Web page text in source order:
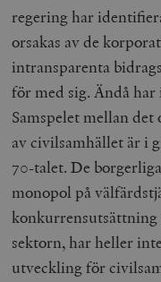
regering har
orsakas av de
intransparenta
för med sig. Ändå
Samspelet mellan
av civilsamhället är i
70-talet. De
monopol på
konkurrensutsättning
sektorn, har heller
utveckling för